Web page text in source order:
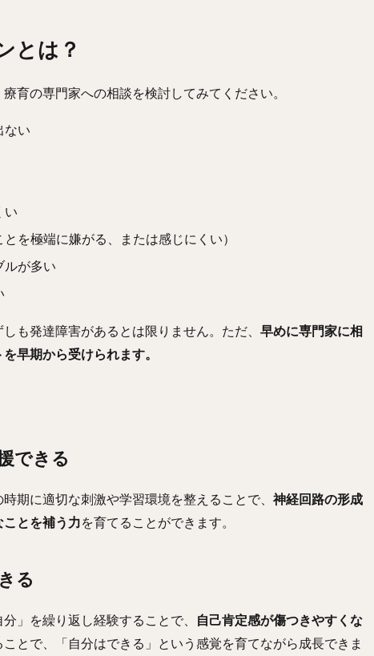
とは？
育の専門家への相談を検討してみてください。
ない
い
を極端に嫌がる、または感じにくい）
ルが多い
も発達障害があるとは限りません。ただ、 早めに専門家に相
早期から受けられます。
できる
期に適切な刺激や学習環境を整えることで、 神経回路の形成
とを補う力を育てることができます。
る
」を繰り返し経験することで、
自己肯定感が傷つきやすくな
とで、「自分はできる」という感覚を育てながら成長できま